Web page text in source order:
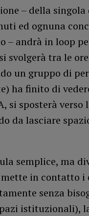
– della
ed ognuna
– andrà in loop
svolgerà tra le
un gruppo di
ha finito di
si sposterà verso
da lasciare
semplice, ma
mette in contatto
senza
istituzionali),